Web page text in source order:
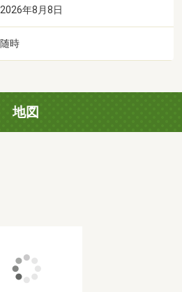
2026年8月8日
随時
地図